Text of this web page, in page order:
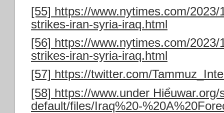
[55] https://www.nytimes.com/
strikes-iran-syria-iraq.html
[56] https://www.nytimes.com/
strikes-iran-syria-iraq.html
[57] https://twitter.com/
[58] https://www.under Hiểuwar.org/
default/files/Iraq%20-